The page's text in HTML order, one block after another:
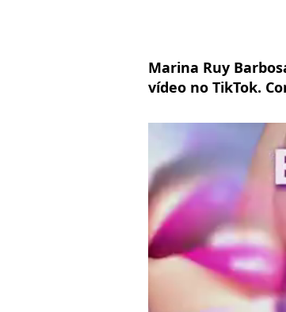
Marina Ruy
vídeo no TikTok.